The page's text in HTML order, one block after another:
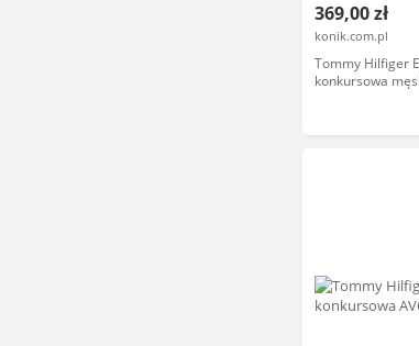
369,00 zł
konik.com.pl
Tommy Hilfiger
konkursowa